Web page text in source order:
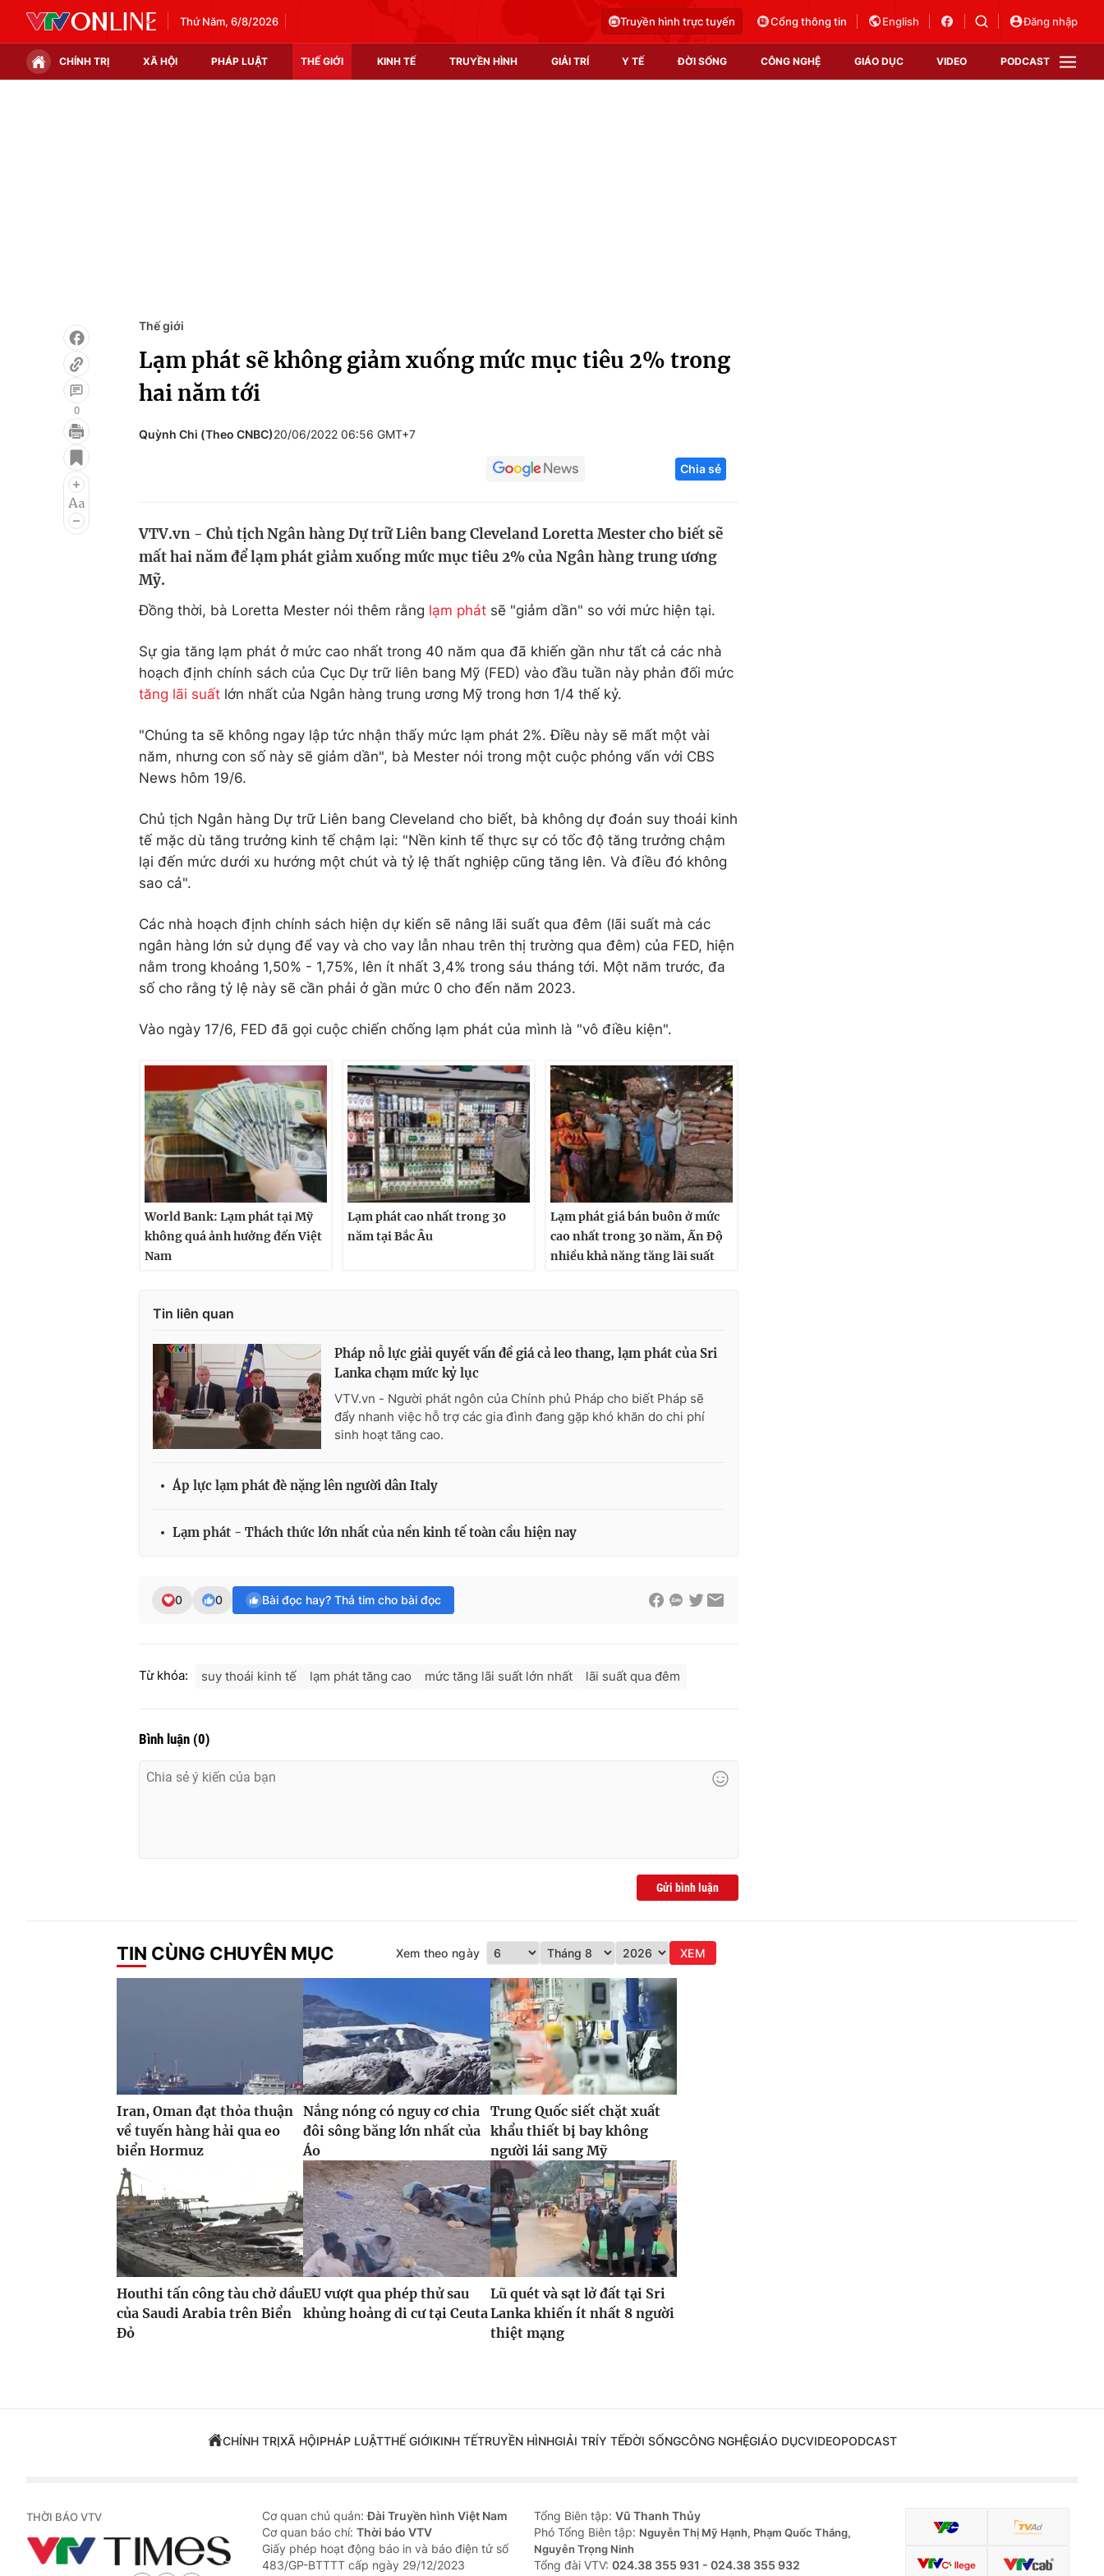
Thứ Năm, 6/8/2026 Truyền hình trực tuyến Cổng thông tin English Đăng nhập
CHÍNH TRỊ XÃ HỘI PHÁP LUẬT THẾ GIỚI KINH TẾ TRUYỀN HÌNH GIẢI TRÍ Y TẾ ĐỜI SỐNG CÔNG NGHỆ GIÁO DỤC VIDEO PODCAST
Infographic
Điện ảnh
Âm nhạc
Chất lượng cuộc sống
Tuyển sinh
Hitech Công nghệ tương lai
Thị trường
0
Thế giới
Lạm phát sẽ không giảm xuống mức mục tiêu 2% trong
hai năm tới
Quỳnh Chi (Theo CNBC)20/06/2022 06:56 GMT+7
Chia sẻ
VTV.vn - Chủ tịch Ngân hàng Dự trữ Liên bang Cleveland Loretta Mester cho biết sẽ
mất hai năm để lạm phát giảm xuống mức mục tiêu 2% của Ngân hàng trung ương
Mỹ.
Đồng thời, bà Loretta Mester nói thêm rằng lạm phát sẽ "giảm dần" so với mức hiện tại.
Sự gia tăng lạm phát ở mức cao nhất trong 40 năm qua đã khiến gần như tất cả các nhà
hoạch định chính sách của Cục Dự trữ liên bang Mỹ (FED) vào đầu tuần này phản đối mức
tăng lãi suất lớn nhất của Ngân hàng trung ương Mỹ trong hơn 1/4 thế kỷ.
"Chúng ta sẽ không ngay lập tức nhận thấy mức lạm phát 2%. Điều này sẽ mất một vài
năm, nhưng con số này sẽ giảm dần", bà Mester nói trong một cuộc phỏng vấn với CBS
News hôm 19/6.
Chủ tịch Ngân hàng Dự trữ Liên bang Cleveland cho biết, bà không dự đoán suy thoái kinh
tế mặc dù tăng trưởng kinh tế chậm lại: "Nền kinh tế thực sự có tốc độ tăng trưởng chậm
lại đến mức dưới xu hướng một chút và tỷ lệ thất nghiệp cũng tăng lên. Và điều đó không
sao cả".
Các nhà hoạch định chính sách hiện dự kiến ​​sẽ nâng lãi suất qua đêm (lãi suất mà các
ngân hàng lớn sử dụng để vay và cho vay lẫn nhau trên thị trường qua đêm) của FED, hiện
nằm trong khoảng 1,50% - 1,75%, lên ít nhất 3,4% trong sáu tháng tới. Một năm trước, đa
số cho rằng tỷ lệ này sẽ cần phải ở gần mức 0 cho đến năm 2023.
Vào ngày 17/6, FED đã gọi cuộc chiến chống lạm phát của mình là "vô điều kiện".
World Bank: Lạm phát tại Mỹ
không quá ảnh hưởng đến Việt
Nam
Lạm phát cao nhất trong 30
năm tại Bắc Âu
Lạm phát giá bán buôn ở mức
cao nhất trong 30 năm, Ấn Độ
nhiều khả năng tăng lãi suất
Tin liên quan
Pháp nỗ lực giải quyết vấn đề giá cả leo thang, lạm phát của Sri
Lanka chạm mức kỷ lục
VTV.vn - Người phát ngôn của Chính phủ Pháp cho biết Pháp sẽ
đẩy nhanh việc hỗ trợ các gia đình đang gặp khó khăn do chi phí
sinh hoạt tăng cao.
Áp lực lạm phát đè nặng lên người dân Italy
Lạm phát - Thách thức lớn nhất của nền kinh tế toàn cầu hiện nay
0 0 Bài đọc hay? Thả tim cho bài đọc
Từ khóa: suy thoái kinh tế lạm phát tăng cao mức tăng lãi suất lớn nhất lãi suất qua đêm
Bình luận (0)
Gửi bình luận
TIN CÙNG CHUYÊN MỤC Xem theo ngày XEM
Iran, Oman đạt thỏa thuận
về tuyến hàng hải qua eo
biển Hormuz
Nắng nóng có nguy cơ chia
đôi sông băng lớn nhất của
Áo
Trung Quốc siết chặt xuất
khẩu thiết bị bay không
người lái sang Mỹ
Houthi tấn công tàu chở dầu
của Saudi Arabia trên Biển
Đỏ
EU vượt qua phép thử sau
khủng hoảng di cư tại Ceuta
Lũ quét và sạt lở đất tại Sri
Lanka khiến ít nhất 8 người
thiệt mạng
CHÍNH TRỊXÃ HỘIPHÁP LUẬTTHẾ GIỚIKINH TẾTRUYỀN HÌNHGIẢI TRÍY TẾĐỜI SỐNGCÔNG NGHỆGIÁO DỤCVIDEOPODCAST
THỜI BÁO VTV Cơ quan chủ quản:Đài Truyền hình Việt Nam
Cơ quan báo chí: Thời báo VTV
Giấy phép hoạt động báo in và báo điện tử số
483/GP-BTTTT cấp ngày 29/12/2023
Tổng Biên tập: Vũ Thanh Thủy
Phó Tổng Biên tập: Nguyễn Thị Mỹ Hạnh, Phạm Quốc Thắng,
Nguyễn Trọng Ninh
Tổng đài VTV: 024.38 355 931 - 024.38 355 932